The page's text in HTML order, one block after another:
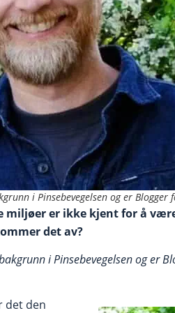
i Pinsebevegelsen og er Blogger
miljøer er ikke kjent for å
det av?
i Pinsebevegelsen og er
det den